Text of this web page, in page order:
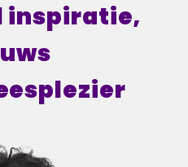
inspiratie,